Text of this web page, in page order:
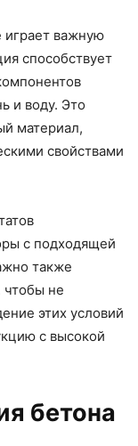
играет важную
способствует
и воду. Это
материал,
свойствами
с подходящей
также
чтобы не
этих условий
с высокой
бетона